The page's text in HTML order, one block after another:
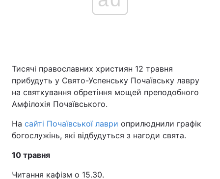
Тисячі православних християн 12 травня
прибудуть у Свято-Успенську Почаївську лавру
на святкування обретіння мощей преподобного
Амфілохія Почаївського.
На сайті Почаївської лаври оприлюднили графік
богослужінь, які відбудуться з нагоди свята.
10 травня
Читання кафізм о 15.30.